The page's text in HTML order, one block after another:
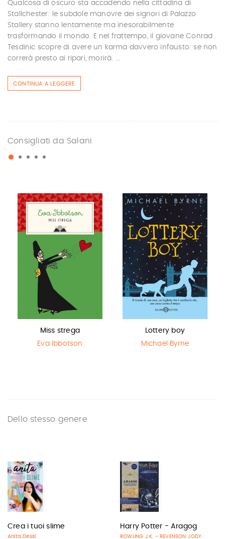
Qualcosa di oscuro sta accadendo nella cittadina di
Stallchester: le subdole manovre dei signori di Palazzo
Stallery stanno lentamente ma inesorabilmente
trasformando il mondo. E nel frattempo, il giovane Conrad
Tesdinic scopre di avere un karma davvero infausto: se non
correrà presto ai ripari, morirà. ...
CONTINUA A LEGGERE
Consigliati da Salani
Miss strega
Eva Ibbotson
Lottery boy
Michael Byrne
Dello stesso genere
Crea i tuoi slime
Anita Dessì
Harry Potter - Aragog
ROWLING J.K. - REVENSON JODY